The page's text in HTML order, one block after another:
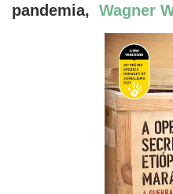
pandemia, Wagner